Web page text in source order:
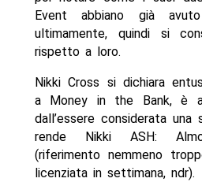
Event abbiano già
ultimamente, quindi si
rispetto a loro.
Nikki Cross si dichiara
a Money in the Bank, è
dall’essere considerata una
rende Nikki ASH:
(riferimento nemmeno
licenziata in settimana, ndr).